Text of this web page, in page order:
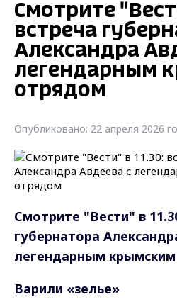
Смотрите
встреча
Александра
легендарным
отрядом
Опубликовано: 22 апреля 2026
Смотрите "Вести" в
губернатора
легендарным
Варили «зелье»